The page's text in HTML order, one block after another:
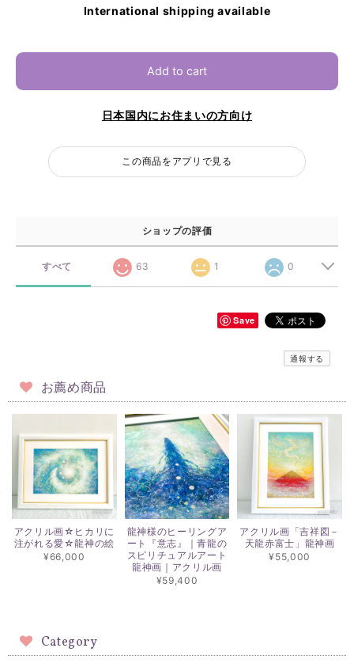
International shipping available
Add to cart
日本国内にお住まいの方向け
この商品をアプリで見る
ショップの評価
すべて 63 1 0
Save
通報する
お薦め商品
アクリル画☆ヒカリに
注がれる愛☆龍神の絵
¥66,000
龍神様のヒーリングア
ート『意志』｜青龍の
スピリチュアルアート
龍神画｜アクリル画
¥59,400
アクリル画「吉祥図－
天龍赤富士」龍神画
¥55,000
Category